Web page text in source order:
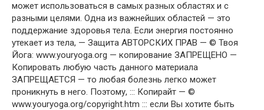
может использоваться в самых разных областях и с
разными целями. Одна из важнейших областей — это
поддержание здоровья тела. Если энергия постоянно
утекает из тела, — Защита АВТОРСКИХ ПРАВ — © Твоя
Йога: www.youryoga.org — копирование ЗАПРЕЩЕНО —
Копировать любую часть данного материала
ЗАПРЕЩАЕТСЯ — то любая болезнь легко может
проникнуть в него. Поэтому, ::: Копирайт — ©
www.youryoga.org/copyright.htm ::: если Вы хотите быть